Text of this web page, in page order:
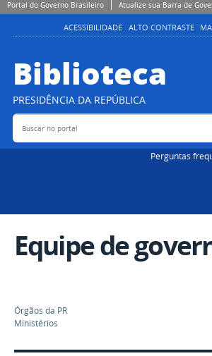
Portal do Governo Brasileiro Atualize sua Barra de
ACESSIBILIDADE ALTO CONTRASTE
Biblioteca
PRESIDÊNCIA DA REPÚBLICA
Buscar no portal
Perguntas
Equipe de
Órgãos da PR
Ministérios